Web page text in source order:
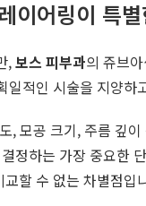
이어링이 특
,보스 피부과의 쥬브
적인 시술을 지양
, 모공 크기, 주름 깊
정하는 가장 중요한
교할 수 없는 차별점입